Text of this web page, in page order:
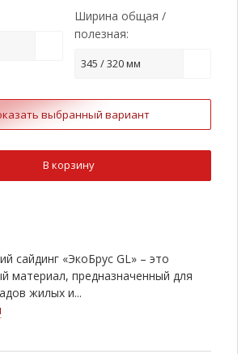
Ширина общая /
полезная:
345 / 320 мм
выбранный вариант
В корзину
сайдинг «ЭкоБрус GL» – это
материал, предназначенный для
жилых и...